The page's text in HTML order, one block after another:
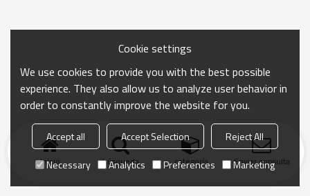
Inicio búsqueda categoría Enviar consulta
Cookie settings
We use cookies to provide you with the best possible
experience. They also allow us to analyze user behavior in
order to constantly improve the website for you.
Accept all Accept Selection
Reject All
Necessary
Analytics Preferences Marketing